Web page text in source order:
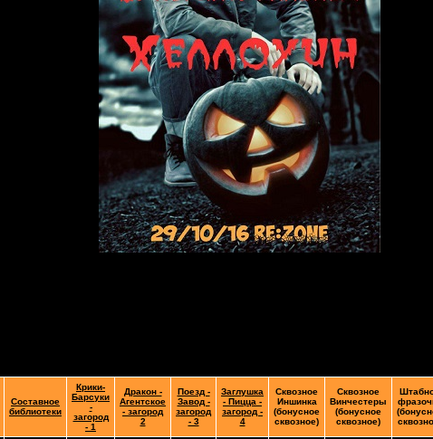
Составное
библиотеки
Крики-
Барсуки
-
загород
- 1
Дракон -
Агентское
- загород
2
Поезд -
Завод -
загород
- 3
Заглушка
- Пицца -
загород -
4
Сквозное
Иншинка
(бонусное
сквозное)
Сквозное
Винчестеры
(бонусное
сквозное)